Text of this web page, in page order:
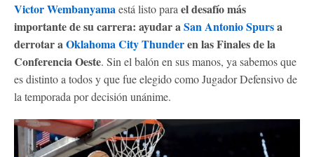
Victor Wembanyamaestá listo para el desafío más
importante de su carrera: ayudar aSan Antonio Spursa
derrotar aOklahoma City Thunderen las Finales de la
Conferencia Oeste. Sin el balón en sus manos, ya sabemos que
es distinto a todos y que fue elegido como Jugador Defensivo de
la temporada por decisión unánime.